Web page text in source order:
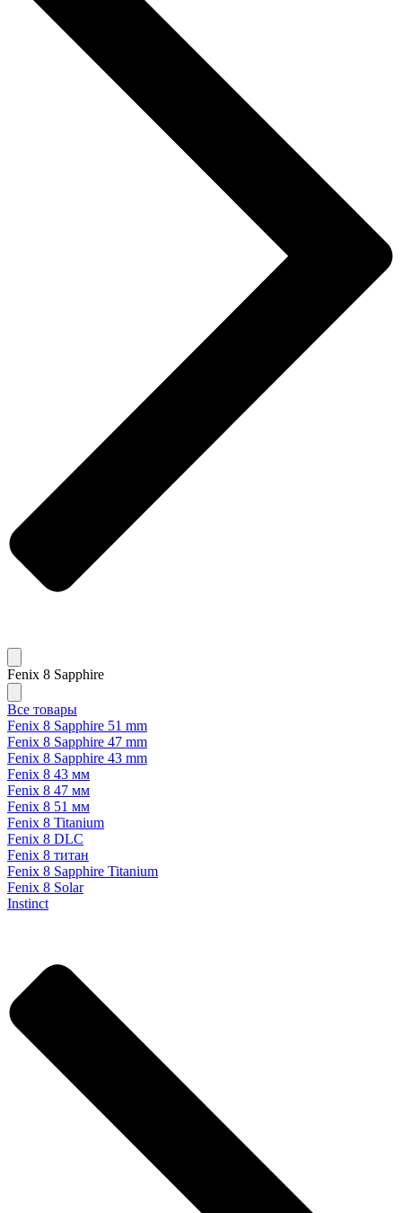
Fenix 8 Sapphire
Все товары
Fenix 8 Sapphire 51 mm
Fenix 8 Sapphire 47 mm
Fenix 8 Sapphire 43 mm
Fenix 8 43 мм
Fenix 8 47 мм
Fenix 8 51 мм
Fenix 8 Titanium
Fenix 8 DLC
Fenix 8 титан
Fenix 8 Sapphire Titanium
Fenix 8 Solar
Instinct